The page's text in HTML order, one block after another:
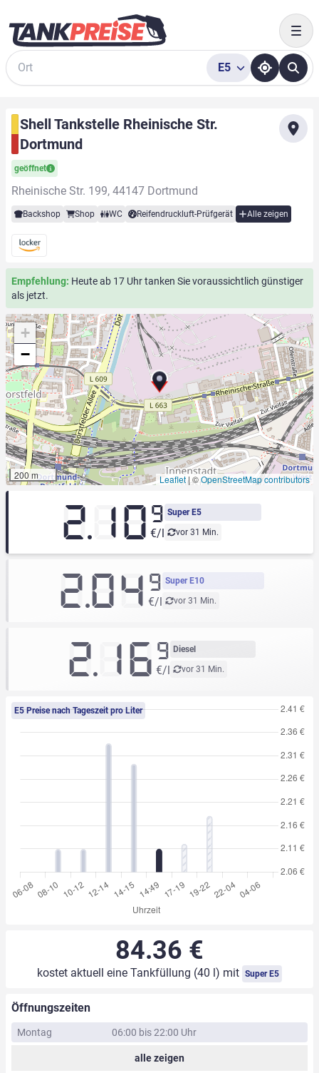
Suche
E5
Shell Tankstelle Rheinische Str.
Dortmund
geöffnet
Rheinische Str. 199, 44147 Dortmund
Backshop Shop WC Reifendruckluft-Prüfgerät Alle zeigen
Empfehlung: Heute ab 17 Uhr tanken Sie voraussichtlich günstiger
als jetzt.
+
−
200 m Leaflet| ©OpenStreetMap contributors
Super E5
vor 31 Min.
2.109
€/l
Super E10
vor 31 Min.
2.04 9
€/l
Diesel
vor 31 Min.
2.169
€/l
E5 Preise nach Tageszeit pro Liter
84.36 €
kostet aktuell eine Tankfüllung (40 l) mit Super E5
Öffnungszeiten
Montag 06:00 bis 22:00 Uhr
alle zeigen